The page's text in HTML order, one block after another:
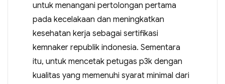
untuk menangani pertolongan pertama
pada kecelakaan dan meningkatkan
kesehatan kerja sebagai sertifikasi
kemnaker republik indonesia. Sementara
itu, untuk mencetak petugas p3k dengan
kualitas yang memenuhi syarat minimal dari